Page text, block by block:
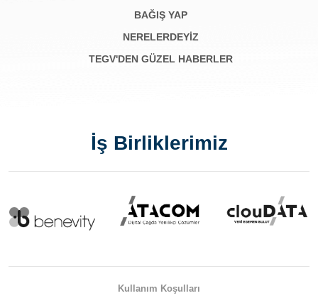
BAĞIŞ YAP
NERELERDEYİZ
TEGV'DEN GÜZEL HABERLER
İş Birliklerimiz
Kullanım Koşulları